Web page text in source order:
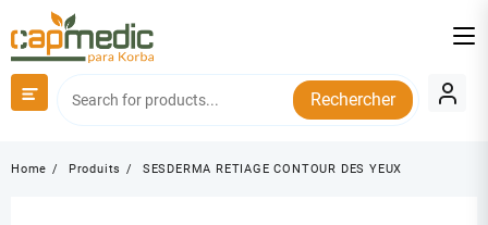
to
content
Rechercher
Home Produits SESDERMA RETIAGE CONTOUR DES YEUX